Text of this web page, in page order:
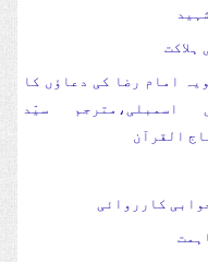
امام رضا کی دعاؤں کا
اسمبلی،مترجم سیّد
القرآن
کارروائی